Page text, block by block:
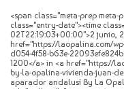
<span class="meta-prep
class="entry-date"><time
02T22:19:03+00:00">2 junio,
href="https://laopalina.com/
d054-4f58-b63e-
1200</a> in <a href="https://
by-la-opalina-vivienda-juan-
aparador andalusí By La